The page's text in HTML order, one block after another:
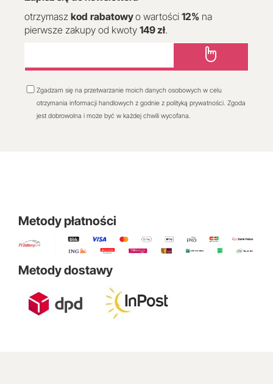
otrzymasz kod rabatowyo wartości 12% na
pierwsze zakupy od kwoty 149 zł.
Zgadzam się na przetwarzanie moich danych osobowych w celu
otrzymania informacji handlowych z godnie z polityką prywatności. Zgoda
jest dobrowolna i może być w każdej chwili wycofana.
Metody płatności
Metody dostawy